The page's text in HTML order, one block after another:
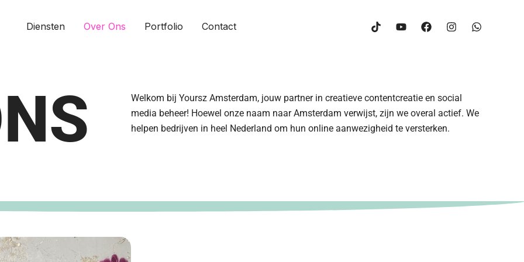
Diensten Over Ons Portfolio Contact
Welkom bij Yoursz Amsterdam, jouw partner in creatieve contentcreatie en social
media beheer! Hoewel onze naam naar Amsterdam verwijst, zijn we overal actief. We
helpen bedrijven in heel Nederland om hun online aanwezigheid te versterken.